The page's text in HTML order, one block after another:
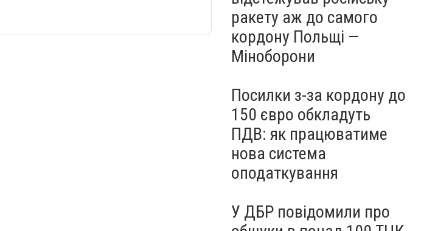
ракету аж до самого
кордону Польщі —
Міноборони
Посилки з-за кордону до
150 євро обкладуть
ПДВ: як працюватиме
нова система
оподаткування
У ДБР повідомили про